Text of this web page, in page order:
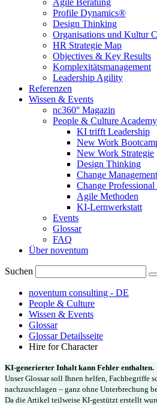
Profile Dynamics®
Design Thinking
Organisations und Kultur
HR Strategie Map
Objectives & Key Results
Komplexitätsmanagement
Leadership Agility
Referenzen
Wissen & Events
nc360° Magazin
People & Culture Academy
KI trifft Leadership
New Work
New Work Strategie
Design Thinking
Change
Change
Agile Methoden
KI-Lernwerkstatt
Events
Glossar
FAQ
Über noventum
Suchen
noventum consulting - DE
People & Culture
Wissen & Events
Glossar
Glossar Detailsseite
Hire for Character
KI-generierter Inhalt kann Fehler enthalten.
Unser Glossar soll Ihnen helfen, Fachbegriffe
nachzuschlagen – ganz ohne Unterbrechung
Da die Artikel teilweise KI-gestützt erstellt